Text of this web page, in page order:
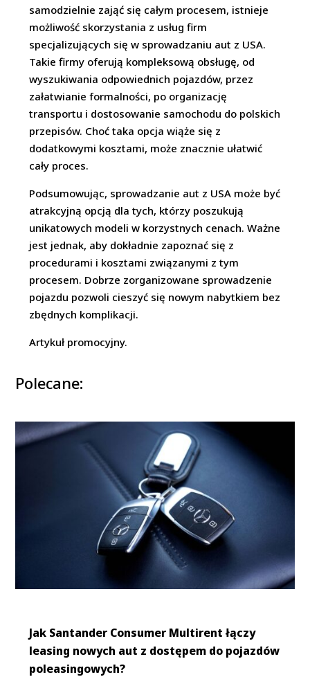
samodzielnie zająć się całym procesem, istnieje
możliwość skorzystania z usług firm
specjalizujących się w sprowadzaniu aut z USA.
Takie firmy oferują kompleksową obsługę, od
wyszukiwania odpowiednich pojazdów, przez
załatwianie formalności, po organizację
transportu i dostosowanie samochodu do polskich
przepisów. Choć taka opcja wiąże się z
dodatkowymi kosztami, może znacznie ułatwić
cały proces.
Podsumowując, sprowadzanie aut z USA może być
atrakcyjną opcją dla tych, którzy poszukują
unikatowych modeli w korzystnych cenach. Ważne
jest jednak, aby dokładnie zapoznać się z
procedurami i kosztami związanymi z tym
procesem. Dobrze zorganizowane sprowadzenie
pojazdu pozwoli cieszyć się nowym nabytkiem bez
zbędnych komplikacji.
Artykuł promocyjny.
Polecane:
Jak Santander Consumer Multirent łączy
leasing nowych aut z dostępem do pojazdów
poleasingowych?